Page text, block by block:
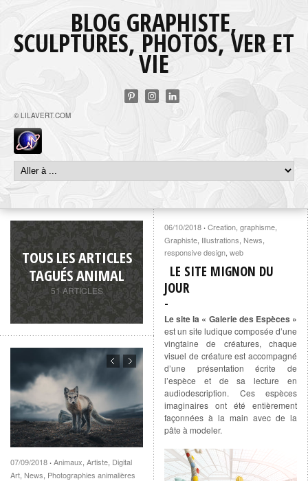
BLOG GRAPHISTE,
SCULPTURES, PHOTOS, VER ET
VIE
© LILAVERT.COM
TOUS LES ARTICLES
TAGUÉS ANIMAL
51 ARTICLES
06/10/2018 · Creation, graphisme,
Graphiste, Illustrations, News,
responsive design, web
LE SITE MIGNON DU
JOUR
Le site la « Galerie des Espèces »
est un site ludique composée d’une
vingtaine de créatures, chaque
visuel de créature est accompagné
d’une présentation écrite de
l’espèce et de sa lecture en
audiodescription. Ces espèces
imaginaires ont été entièrement
façonnées à la main avec de la
pâte à modeler.
07/09/2018 · Animaux, Artiste, Digital
Art, News, Photographies animalières